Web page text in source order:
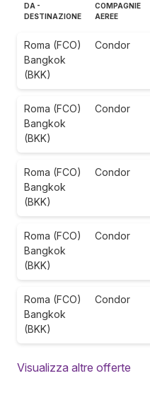
DA -
DESTINAZIONE
COMPAGNIE
AEREE
Roma (FCO)
Bangkok
(BKK)
Condor
Roma (FCO)
Bangkok
(BKK)
Condor
Roma (FCO)
Bangkok
(BKK)
Condor
Roma (FCO)
Bangkok
(BKK)
Condor
Roma (FCO)
Bangkok
(BKK)
Condor
Visualizza altre offerte